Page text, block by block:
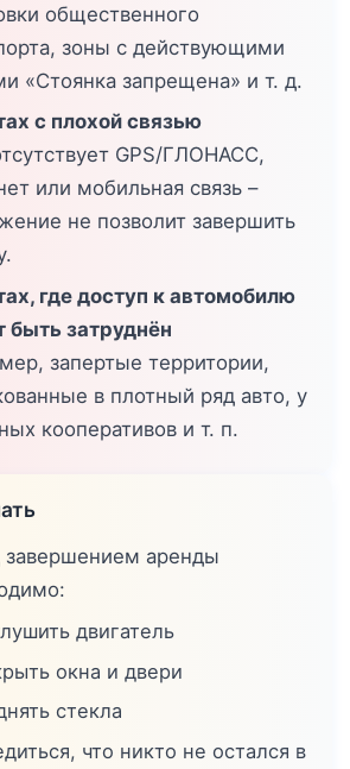
общественного
зоны с действующими
«Стоянка запрещена» и т. д.
с плохой связью
GPS/ГЛОНАСС,
или мобильная связь –
не позволит завершить
где доступ к автомобилю
быть затруднён
запертые территории,
в плотный ряд авто, у
кооперативов и т. п.
завершением аренды
двигатель
окна и двери
стекла
что никто не остался в